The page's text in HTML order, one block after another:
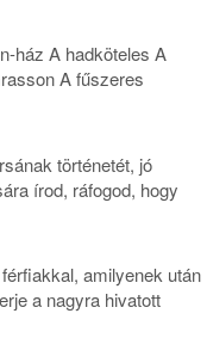
ház A hadköteles A
A fűszeres
történetét, jó
írod, ráfogod, hogy
amilyenek után
a nagyra hivatott